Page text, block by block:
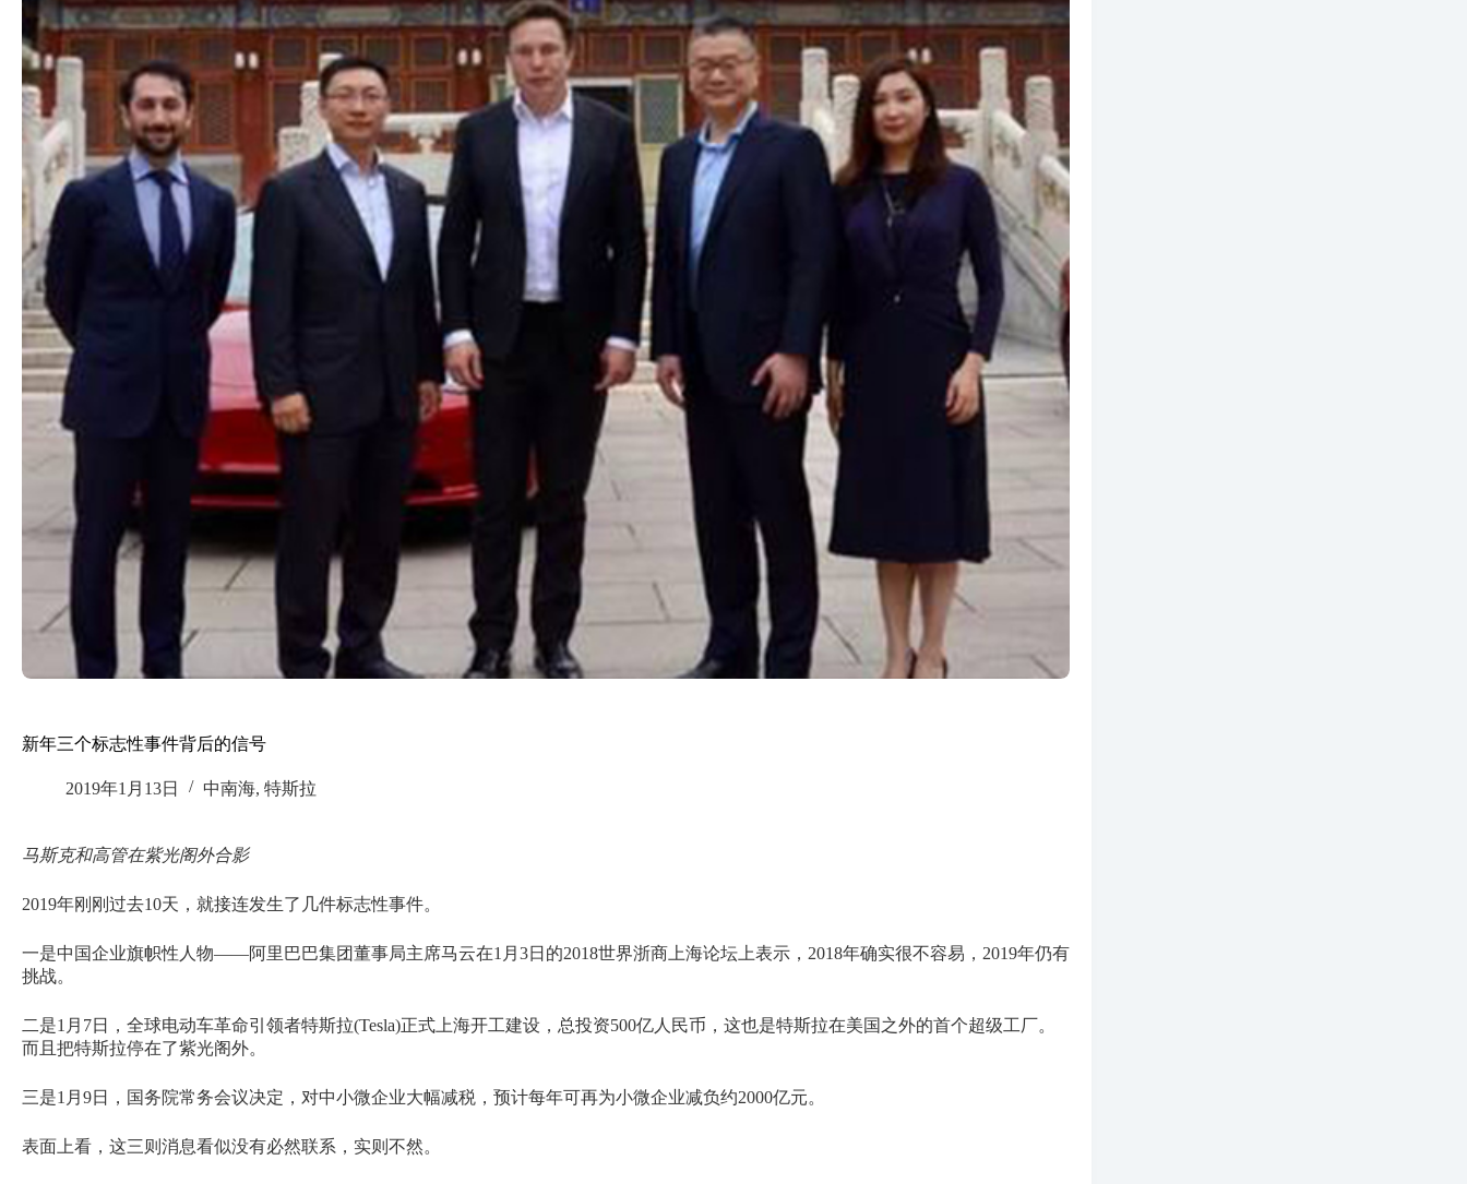
新年三个标志性事件背后的信号
2019年1月13日 中南海, 特斯拉
马斯克和高管在紫光阁外合影
2019年刚刚过去10天，就接连发生了几件标志性事件。
一是中国企业旗帜性人物——阿里巴巴集团董事局主席马云在1月3日的2018世界浙商上海论坛上表示，2018年确实很不容易，2019年仍有
挑战。
二是1月7日，全球电动车革命引领者特斯拉(Tesla)正式上海开工建设，总投资500亿人民币，这也是特斯拉在美国之外的首个超级工厂。
而且把特斯拉停在了紫光阁外。
三是1月9日，国务院常务会议决定，对中小微企业大幅减税，预计每年可再为小微企业减负约2000亿元。
表面上看，这三则消息看似没有必然联系，实则不然。